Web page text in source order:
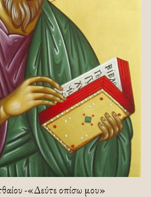
-«Δεύτε οπίσω μου»